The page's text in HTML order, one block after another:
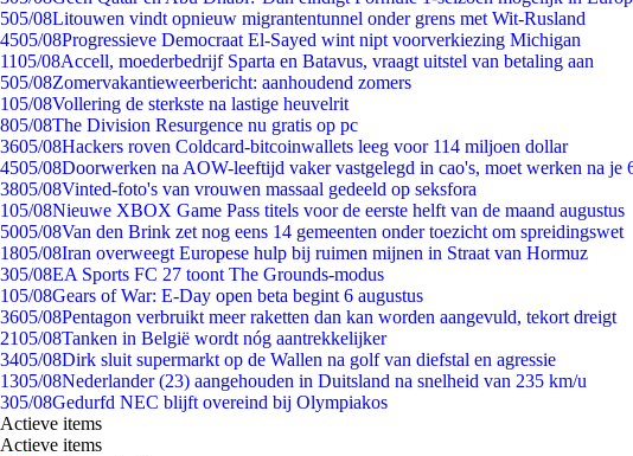
505/08Litouwen vindt opnieuw migrantentunnel onder grens met Wit-Rusland
4505/08Progressieve Democraat El-Sayed wint nipt voorverkiezing Michigan
1105/08Accell, moederbedrijf Sparta en Batavus, vraagt uitstel van betaling aan
505/08Zomervakantieweerbericht: aanhoudend zomers
105/08Vollering de sterkste na lastige heuvelrit
805/08The Division Resurgence nu gratis op pc
3605/08Hackers roven Coldcard-bitcoinwallets leeg voor 114 miljoen dollar
4505/08Doorwerken na AOW-leeftijd vaker vastgelegd in cao's, moet werken na je
3805/08Vinted-foto's van vrouwen massaal gedeeld op seksfora
105/08Nieuwe XBOX Game Pass titels voor de eerste helft van de maand augustus
5005/08Van den Brink zet nog eens 14 gemeenten onder toezicht om spreidingswet
1805/08Iran overweegt Europese hulp bij ruimen mijnen in Straat van Hormuz
305/08EA Sports FC 27 toont The Grounds-modus
105/08Gears of War: E-Day open beta begint 6 augustus
3605/08Pentagon verbruikt meer raketten dan kan worden aangevuld, tekort dreigt
2105/08Tanken in België wordt nóg aantrekkelijker
3405/08Dirk sluit supermarkt op de Wallen na golf van diefstal en agressie
1305/08Nederlander (23) aangehouden in Duitsland na snelheid van 235 km/u
305/08Gedurfd NEC blijft overeind bij Olympiakos
Actieve items
Actieve items